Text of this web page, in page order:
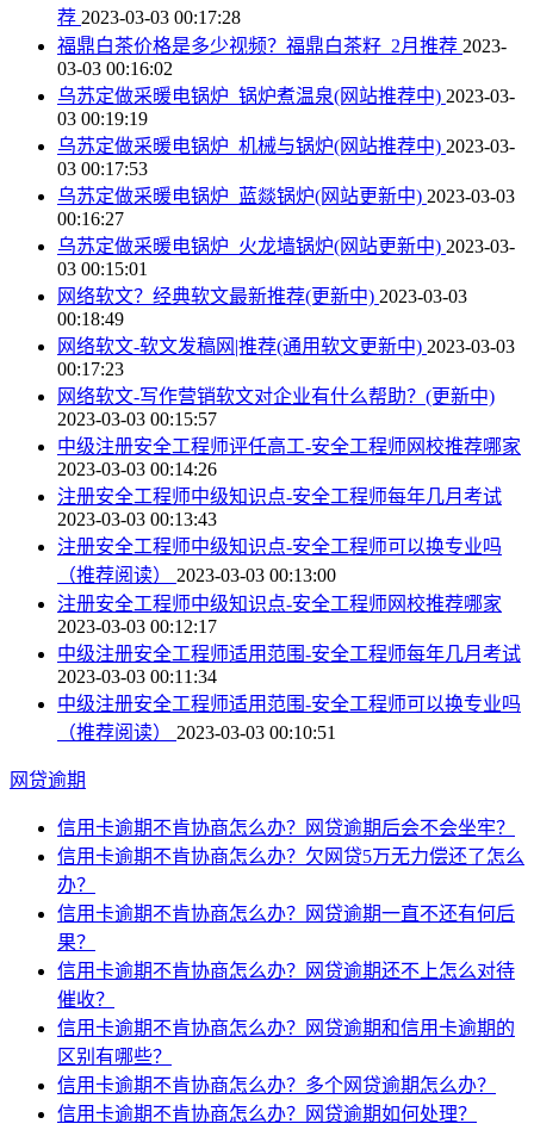
荐 2023-03-03 00:17:28
福鼎白茶价格是多少视频？福鼎白茶籽_2月推荐 2023-
03-03 00:16:02
乌苏定做采暖电锅炉_锅炉煮温泉(网站推荐中) 2023-03-
03 00:19:19
乌苏定做采暖电锅炉_机械与锅炉(网站推荐中) 2023-03-
03 00:17:53
乌苏定做采暖电锅炉_蓝燚锅炉(网站更新中) 2023-03-03
00:16:27
乌苏定做采暖电锅炉_火龙墙锅炉(网站更新中) 2023-03-
03 00:15:01
网络软文？经典软文最新推荐(更新中) 2023-03-03
00:18:49
网络软文-软文发稿网|推荐(通用软文更新中) 2023-03-03
00:17:23
网络软文-写作营销软文对企业有什么帮助？(更新中)
2023-03-03 00:15:57
中级注册安全工程师评任高工-安全工程师网校推荐哪家
2023-03-03 00:14:26
注册安全工程师中级知识点-安全工程师每年几月考试
2023-03-03 00:13:43
注册安全工程师中级知识点-安全工程师可以换专业吗
（推荐阅读） 2023-03-03 00:13:00
注册安全工程师中级知识点-安全工程师网校推荐哪家
2023-03-03 00:12:17
中级注册安全工程师适用范围-安全工程师每年几月考试
2023-03-03 00:11:34
中级注册安全工程师适用范围-安全工程师可以换专业吗
（推荐阅读） 2023-03-03 00:10:51
网贷逾期
信用卡逾期不肯协商怎么办？网贷逾期后会不会坐牢？
信用卡逾期不肯协商怎么办？欠网贷5万无力偿还了怎么
办？
信用卡逾期不肯协商怎么办？网贷逾期一直不还有何后
果？
信用卡逾期不肯协商怎么办？网贷逾期还不上怎么对待
催收？
信用卡逾期不肯协商怎么办？网贷逾期和信用卡逾期的
区别有哪些？
信用卡逾期不肯协商怎么办？多个网贷逾期怎么办？
信用卡逾期不肯协商怎么办？网贷逾期如何处理？